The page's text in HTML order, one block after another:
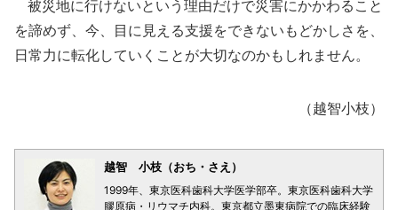
被災地に行けないという理由だけで災害にかかわること
を諦めず、今、目に見える支援をできないもどかしさを、
日常力に転化していくことが大切なのかもしれません。
（越智小枝）
越智 小枝（おち・さえ）
1999年、東京医科歯科大学医学部卒。東京医科歯科大学
膠原病・リウマチ内科。東京都立墨東病院での臨床経験